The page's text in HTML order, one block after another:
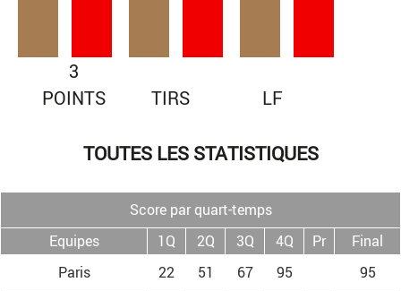
3
POINTS
TIRS LF
TOUTES LES STATISTIQUES
Score par quart-temps
Equipes
1Q 2Q 3Q 4Q Pr
Final
Paris
22 51 67 95
95